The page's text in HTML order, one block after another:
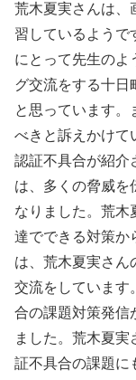
荒木夏実さんは、
習しているようで
にとって先生のよ
グ交流をする十日
と思っています。
べきと訴えかけて
認証不具合が紹介
は、多くの脅威を
なりました。荒木
達でできる対策か
は、荒木夏実さん
交流をしています
合の課題対策発信
ました。荒木夏
証不具合の課題に